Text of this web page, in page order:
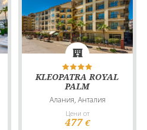
KLEOPATRA ROYAL
PALM
Алания, Анталия
Цени от
477 €